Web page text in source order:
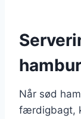
Når sød
færdigbagt,